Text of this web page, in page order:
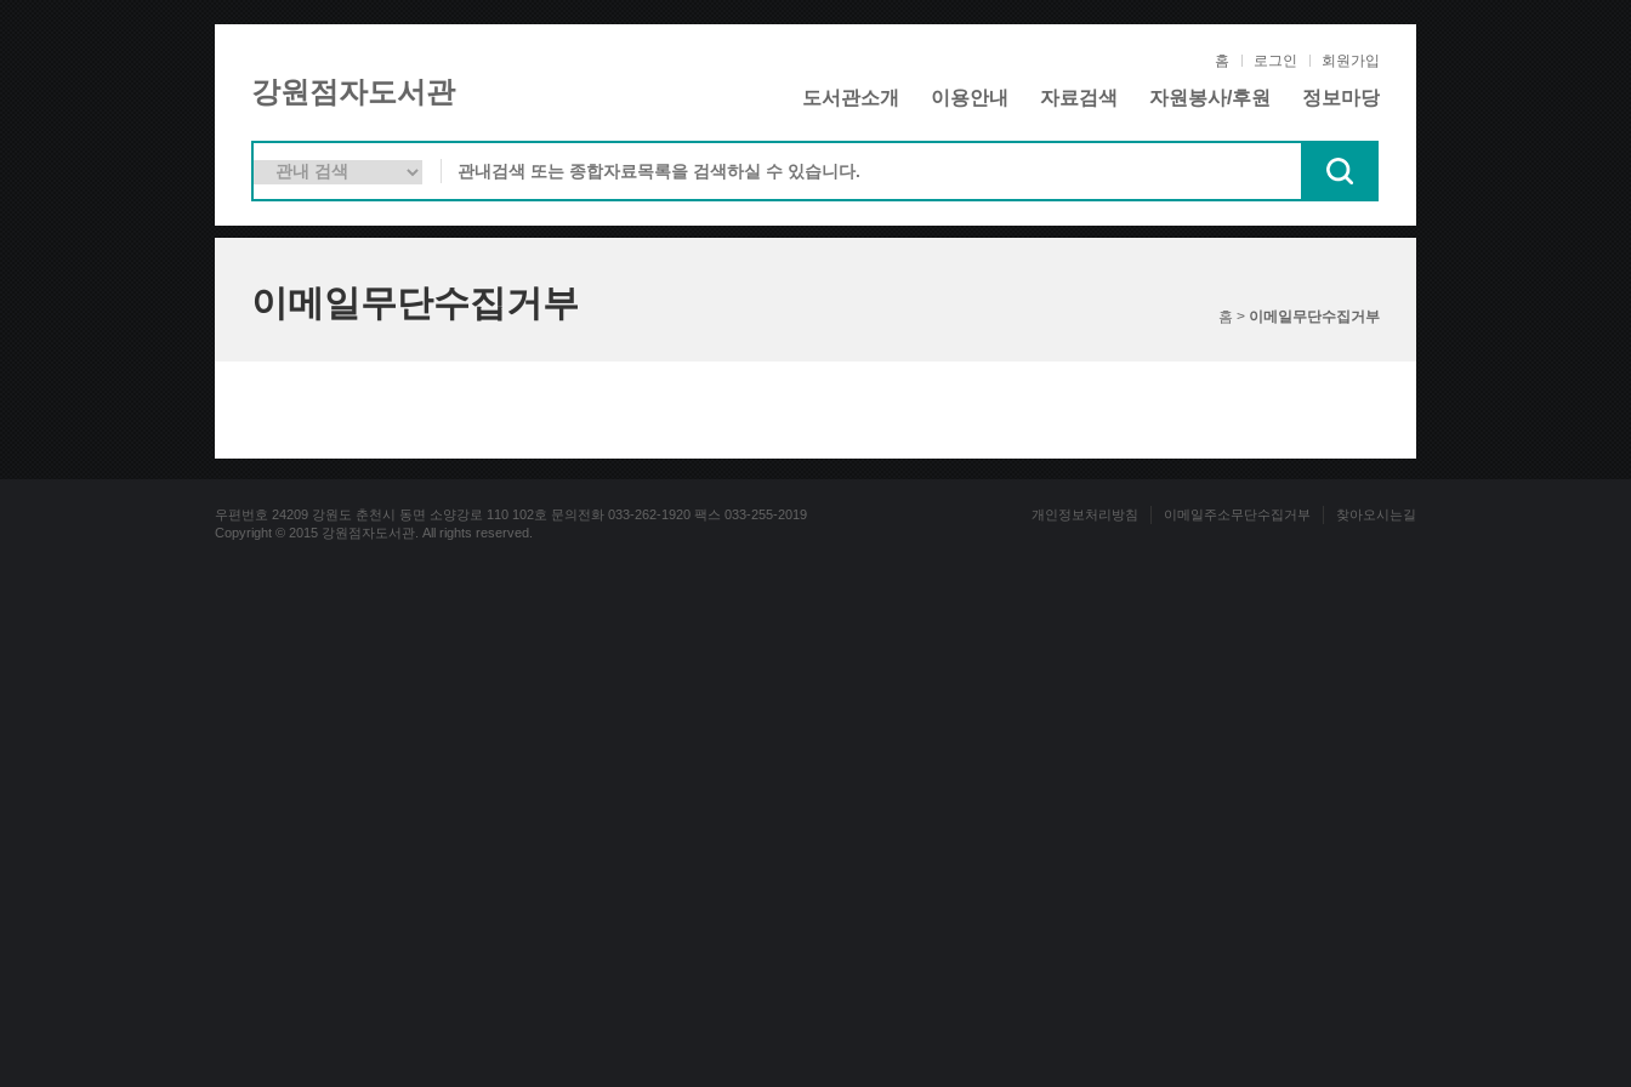
강원점자도서관
홈 로그인 회원가입
도서관소개 이용안내 자료검색 자원봉사/후원 정보마당
이메일무단수집거부 홈 > 이메일무단수집거부
우편번호 24209 강원도 춘천시 동면 소양강로 110 102호 문의전화 033-262-1920 팩스 033-255-2019
Copyright © 2015 강원점자도서관. All rights reserved.
개인정보처리방침 이메일주소무단수집거부 찾아오시는길